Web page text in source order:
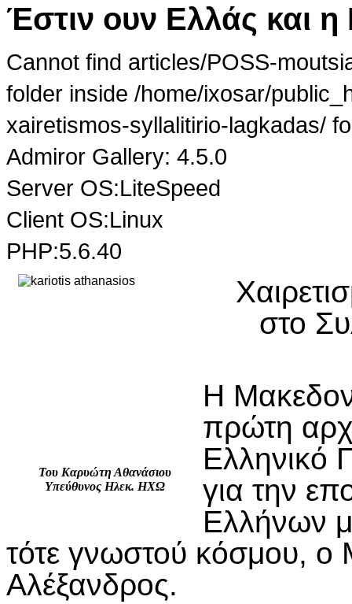
Έστιν ουν Ελλάς και
Cannot find articles/POSS-
folder inside /home/ixosar/
xairetismos-syllalitirio-lagkadas/
Admiror Gallery: 4.5.0
Server OS:LiteSpeed
Client OS:Linux
PHP:5.6.40
Του Καρυώτη Αθανάσιου
Υπεύθυνος Ηλεκ. ΗΧΩ
στο
Η
πρώτη
Ελληνικό
για την
Ελλήνων
τότε γνωστού κόσμου,
Αλέξανδρος.